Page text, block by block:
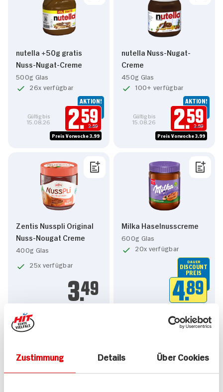
Zustimmung Details Über Cookies
nutella +50g gratis
Nuss-Nugat-Creme
500g Glas
26x verfügbar
Gültig bis
15.08.26
AKTION!
2.59
2.59
Preis Vorwoche 3.99
nutella Nuss-Nugat-
Creme
450g Glas
100+ verfügbar
Gültig bis
15.08.26
AKTION!
2.59
2.59
Preis Vorwoche 3.99
Zentis Nusspli Original
Nuss-Nougat Creme
400g Glas
25x verfügbar
3.49
Milka Haselnusscreme
600g Glas
20x verfügbar
DAUER
DISCOUNT
PREIS
4.89